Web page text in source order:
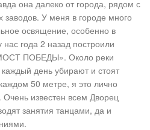
она далеко от города, рядом с
У меня в городе много
освящение, особенно в
года 2 назад построили
ПОБЕДЫ». Около реки
день убирают и стоят
50 метре, я это лично
известен всем Дворец
занятия танцами, да и